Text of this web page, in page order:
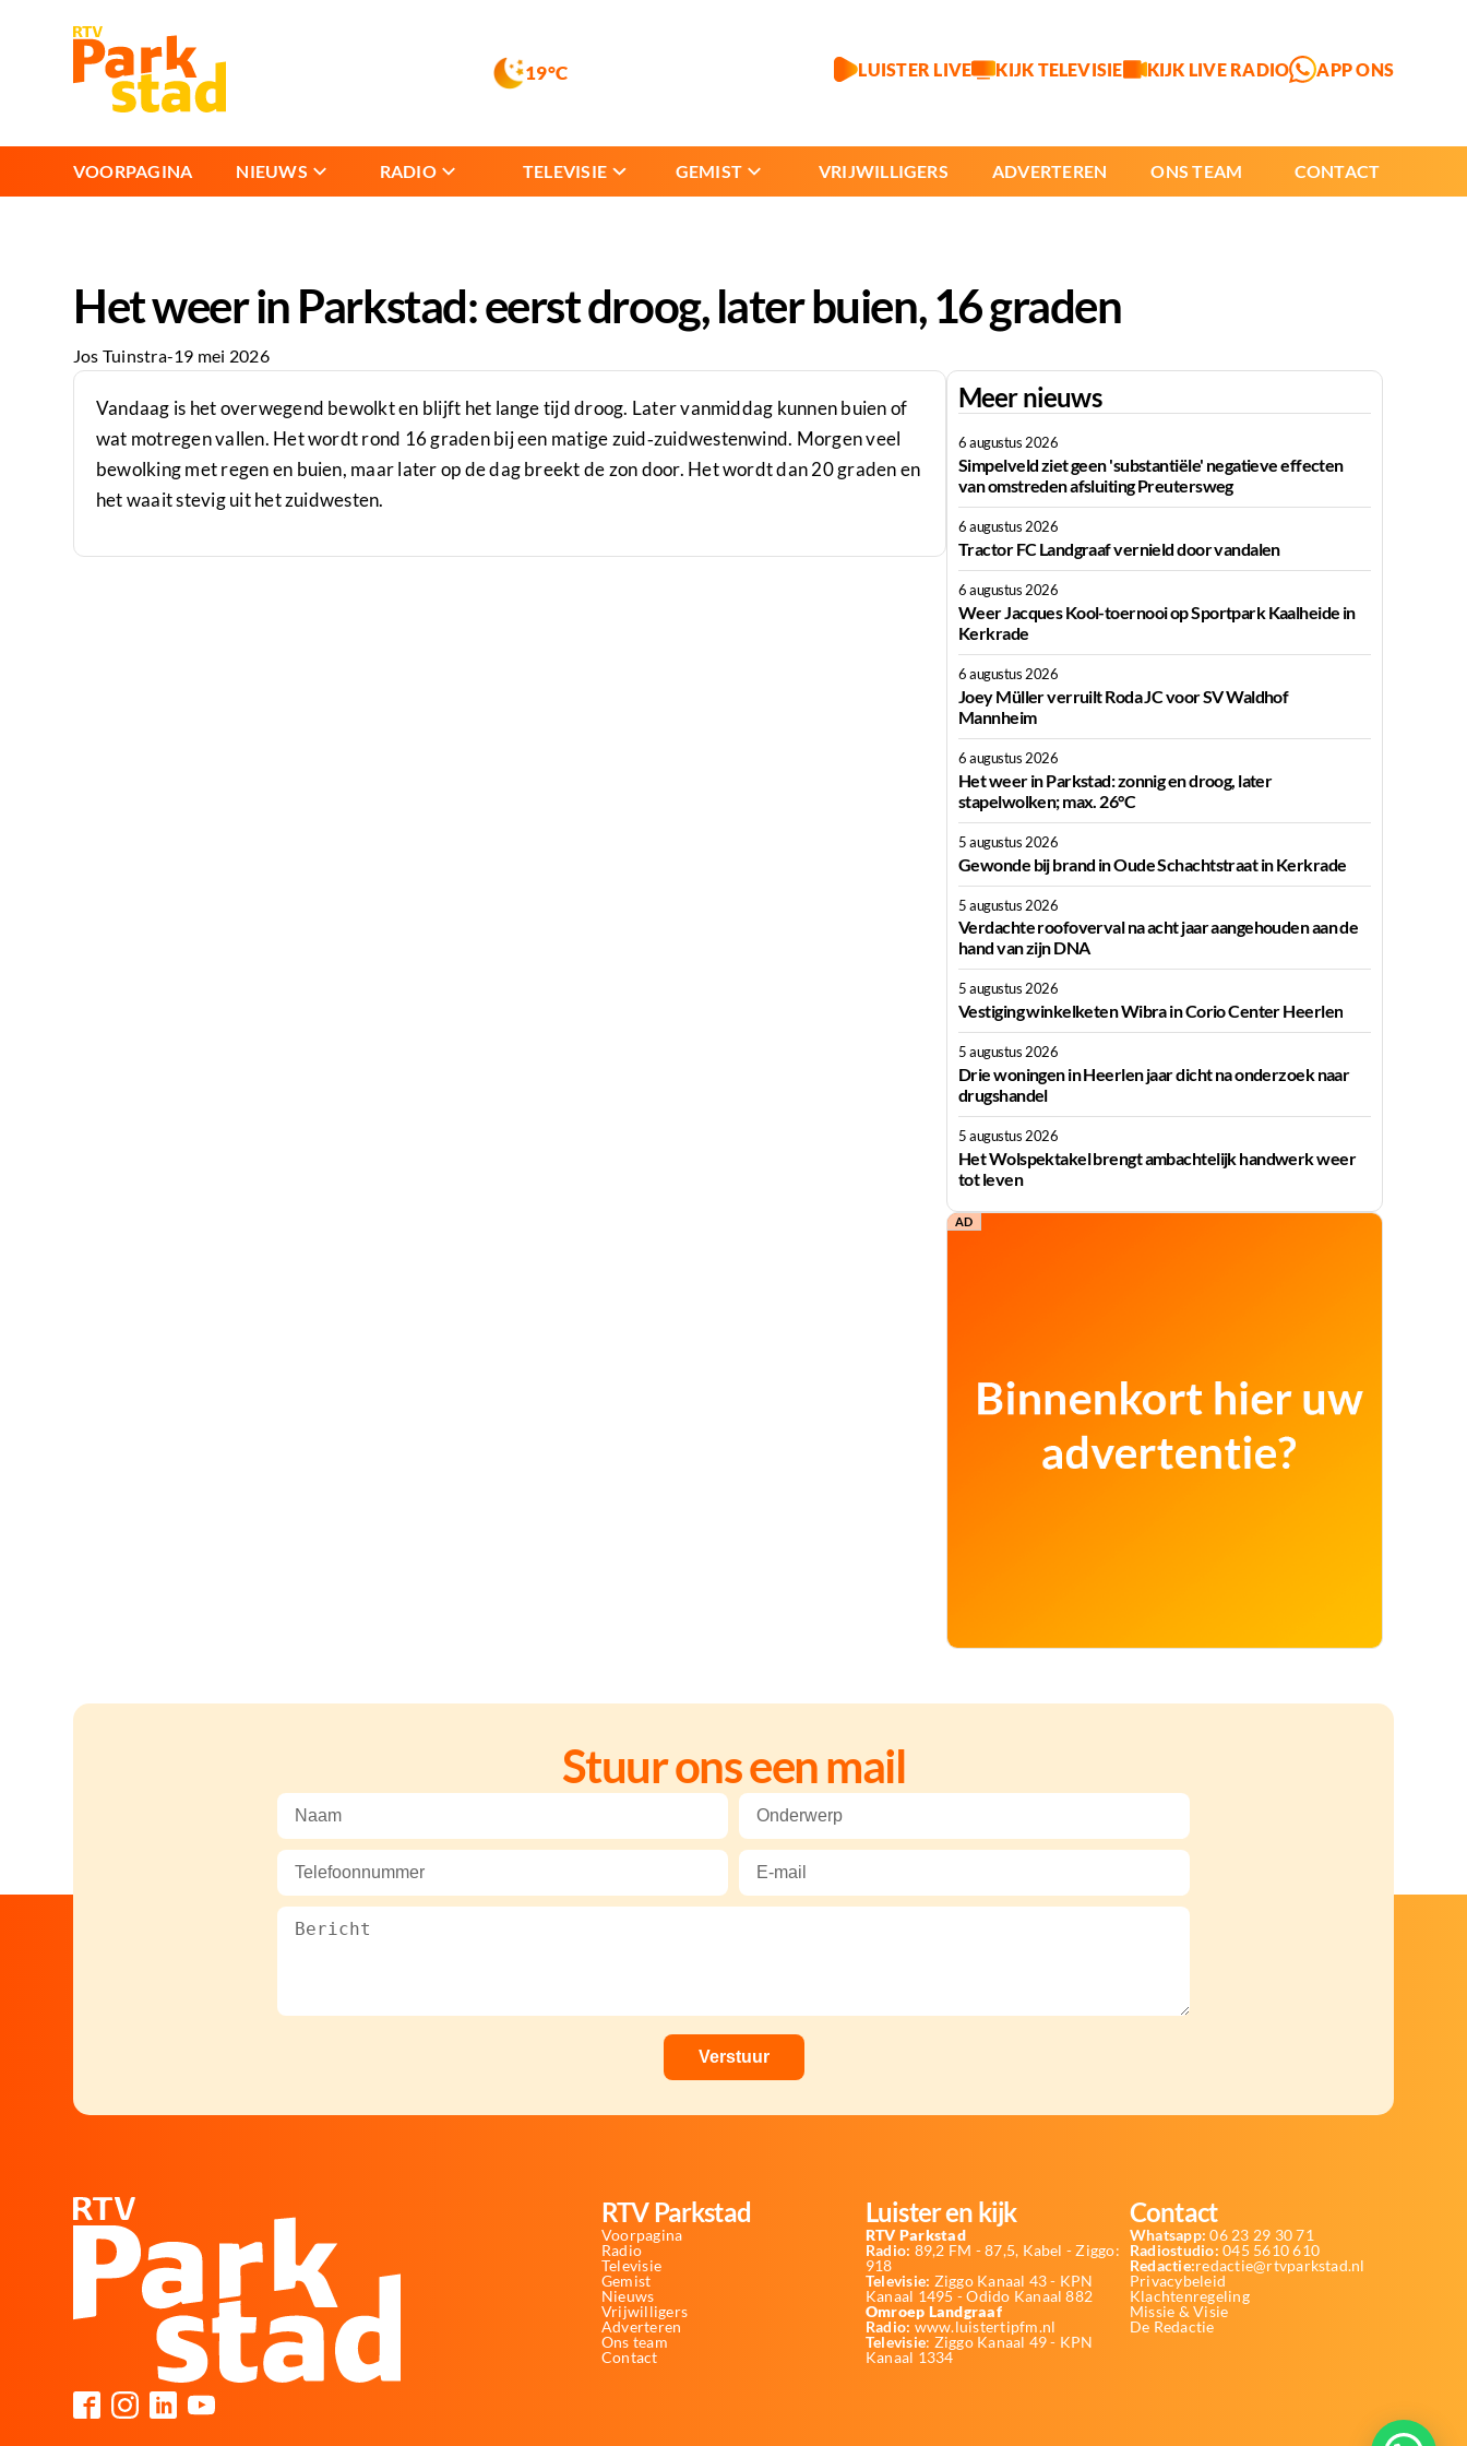
19°C LUISTER LIVE KIJK TELEVISIE KIJK LIVE RADIO APP ONS
VOORPAGINA NIEUWS RADIO TELEVISIE GEMIST VRIJWILLIGERS ADVERTEREN ONS TEAM CONTACT
Het weer in Parkstad: eerst droog, later buien, 16 graden
Jos Tuinstra-19 mei 2026
Vandaag is het overwegend bewolkt en blijft het lange tijd droog. Later vanmiddag kunnen buien of
wat motregen vallen. Het wordt rond 16 graden bij een matige zuid‑zuidwestenwind. Morgen veel
bewolking met regen en buien, maar later op de dag breekt de zon door. Het wordt dan 20 graden en
het waait stevig uit het zuidwesten.
Meer nieuws
6 augustus 2026
Simpelveld ziet geen 'substantiële' negatieve effecten
van omstreden afsluiting Preutersweg
6 augustus 2026
Tractor FC Landgraaf vernield door vandalen
6 augustus 2026
Weer Jacques Kool-toernooi op Sportpark Kaalheide in
Kerkrade
6 augustus 2026
Joey Müller verruilt Roda JC voor SV Waldhof
Mannheim
6 augustus 2026
Het weer in Parkstad: zonnig en droog, later
stapelwolken; max. 26°C
5 augustus 2026
Gewonde bij brand in Oude Schachtstraat in Kerkrade
5 augustus 2026
Verdachte roofoverval na acht jaar aangehouden aan de
hand van zijn DNA
5 augustus 2026
Vestiging winkelketen Wibra in Corio Center Heerlen
5 augustus 2026
Drie woningen in Heerlen jaar dicht na onderzoek naar
drugshandel
5 augustus 2026
Het Wolspektakel brengt ambachtelijk handwerk weer
tot leven
AD
Stuur ons een mail
RTV Parkstad
Voorpagina
Radio
Televisie
Gemist
Nieuws
Vrijwilligers
Adverteren
Ons team
Contact
Luister en kijk
RTV Parkstad
Radio: 89,2 FM - 87,5, Kabel - Ziggo:
918
Televisie: Ziggo Kanaal 43 - KPN
Kanaal 1495 - Odido Kanaal 882
Omroep Landgraaf
Radio: www.luistertipfm.nl
Televisie: Ziggo Kanaal 49 - KPN
Kanaal 1334
Contact
Whatsapp: 06 23 29 30 71
Radiostudio: 045 5610 610
Redactie:redactie@rtvparkstad.nl
Privacybeleid
Klachtenregeling
Missie & Visie
De Redactie